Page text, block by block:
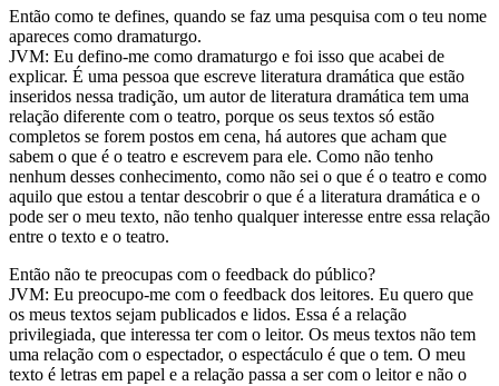
Então como te defines, quando se faz uma pesquisa com o teu nome
apareces como dramaturgo.
JVM: Eu defino-me como dramaturgo e foi isso que acabei de
explicar. É uma pessoa que escreve literatura dramática que estão
inseridos nessa tradição, um autor de literatura dramática tem uma
relação diferente com o teatro, porque os seus textos só estão
completos se forem postos em cena, há autores que acham que
sabem o que é o teatro e escrevem para ele. Como não tenho
nenhum desses conhecimento, como não sei o que é o teatro e como
aquilo que estou a tentar descobrir o que é a literatura dramática e o
pode ser o meu texto, não tenho qualquer interesse entre essa relação
entre o texto e o teatro.
Então não te preocupas com o feedback do público?
JVM: Eu preocupo-me com o feedback dos leitores. Eu quero que
os meus textos sejam publicados e lidos. Essa é a relação
privilegiada, que interessa ter com o leitor. Os meus textos não tem
uma relação com o espectador, o espectáculo é que o tem. O meu
texto é letras em papel e a relação passa a ser com o leitor e não o